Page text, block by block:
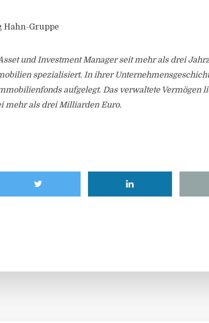
Hahn-Gruppe
und Investment Manager seit mehr als drei
spezialisiert. In ihrer
aufgelegt. Das verwaltete Vermögen
mehr als drei Milliarden Euro.